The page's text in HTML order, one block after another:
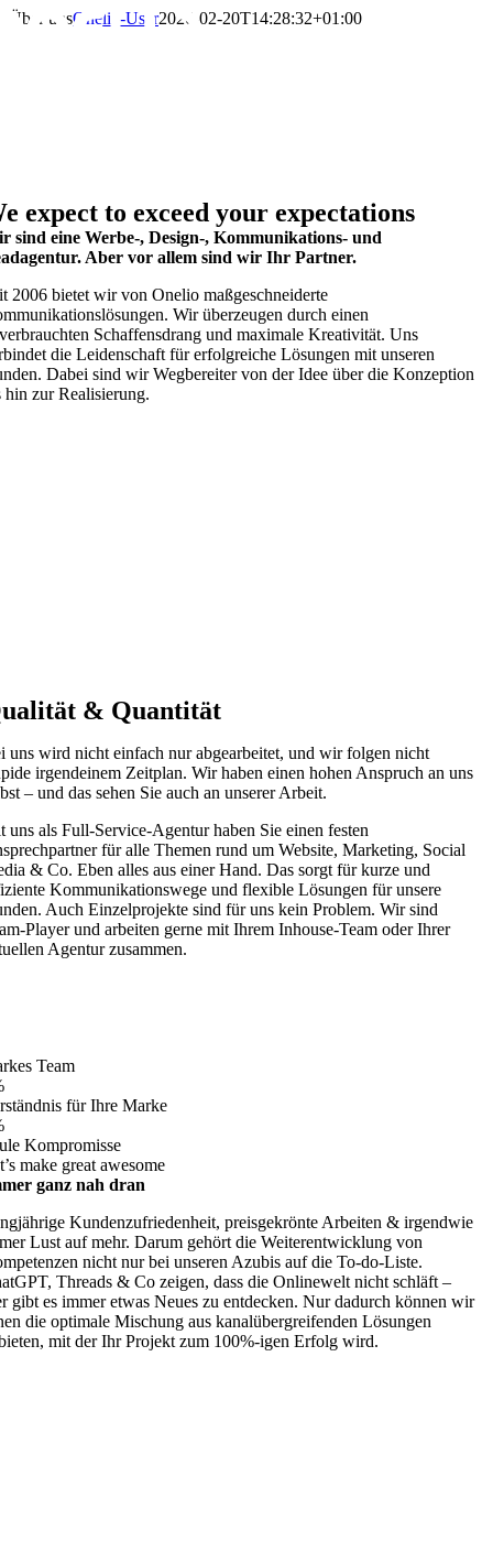
Zum
Über unsOnelio-User2026-02-20T14:28:32+01:00
expect to exceed your expectations
sind eine Werbe-, Design-, Kommunikations- und
Aber vor allem sind wir Ihr Partner.
2006 bietet wir von Onelio maßgeschneiderte
Wir überzeugen durch einen
Schaffensdrang und maximale Kreativität. Uns
die Leidenschaft für erfolgreiche Lösungen mit unseren
Dabei sind wir Wegbereiter von der Idee über die Konzeption
hin zur Realisierung.
& Quantität
uns wird nicht einfach nur abgearbeitet, und wir folgen nicht
irgendeinem Zeitplan. Wir haben einen hohen Anspruch an uns
– und das sehen Sie auch an unserer Arbeit.
uns als Full-Service-Agentur haben Sie einen festen
für alle Themen rund um Website, Marketing, Social
& Co. Eben alles aus einer Hand. Das sorgt für kurze und
Kommunikationswege und flexible Lösungen für unsere
Auch Einzelprojekte sind für uns kein Problem. Wir sind
Player und arbeiten gerne mit Ihrem Inhouse-Team oder Ihrer
Agentur zusammen.
Team
für Ihre Marke
Kompromisse
make great awesome
ganz nah dran
Kundenzufriedenheit, preisgekrönte Arbeiten & irgendwie
Lust auf mehr. Darum gehört die Weiterentwicklung von
nicht nur bei unseren Azubis auf die To-do-Liste.
Threads & Co zeigen, dass die Onlinewelt nicht schläft –
gibt es immer etwas Neues zu entdecken. Nur dadurch können wir
die optimale Mischung aus kanalübergreifenden Lösungen
mit der Ihr Projekt zum 100%-igen Erfolg wird.